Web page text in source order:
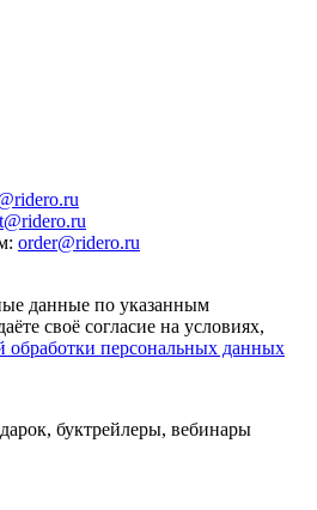
: order@ridero.ru
данные по указанным
своё согласие на условиях,
обработки персональных данных
буктрейлеры, вебинары